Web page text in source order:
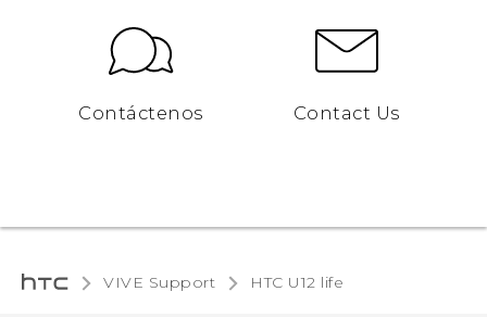
Contáctenos Contact Us
VIVE Support HTC U12 life‎